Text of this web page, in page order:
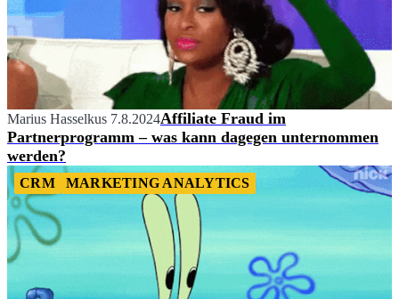
Marius Hasselkus 7.8.2024Affiliate Fraud im
Partnerprogramm – was kann dagegen unternommen
werden?
CRM MARKETING ANALYTICS